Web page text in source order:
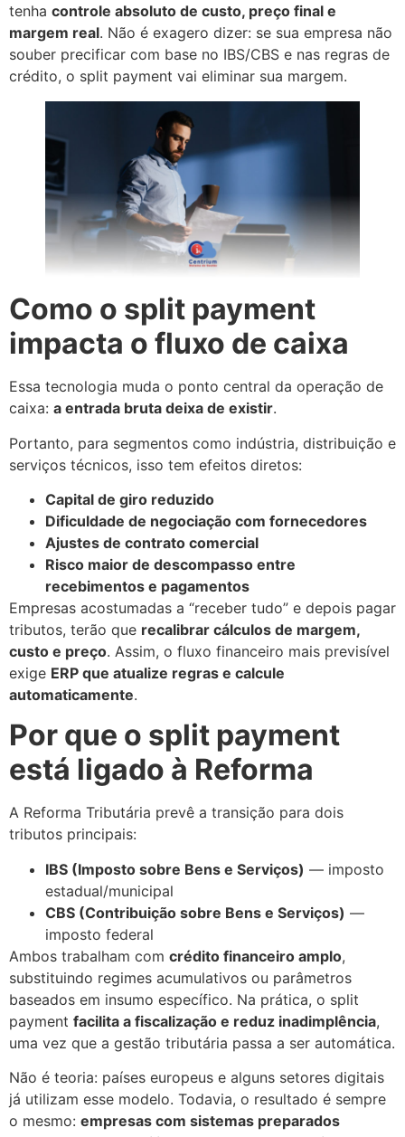
tenha controle absoluto de custo, preço final e
margem real. Não é exagero dizer: se sua empresa não
souber precificar com base no IBS/CBS e nas regras de
crédito, o split payment vai eliminar sua margem.
Como o split payment
impacta o fluxo de caixa
Essa tecnologia muda o ponto central da operação de
caixa: a entrada bruta deixa de existir.
Portanto, para segmentos como indústria, distribuição e
serviços técnicos, isso tem efeitos diretos:
Capital de giro reduzido
Dificuldade de negociação com fornecedores
Ajustes de contrato comercial
Risco maior de descompasso entre
recebimentos e pagamentos
Empresas acostumadas a “receber tudo” e depois pagar
tributos, terão que recalibrar cálculos de margem,
custo e preço. Assim, o fluxo financeiro mais previsível
exige ERP que atualize regras e calcule
automaticamente.
Por que o split payment
está ligado à Reforma
A Reforma Tributária prevê a transição para dois
tributos principais:
IBS (Imposto sobre Bens e Serviços) — imposto
estadual/municipal
CBS (Contribuição sobre Bens e Serviços) —
imposto federal
Ambos trabalham com crédito financeiro amplo,
substituindo regimes acumulativos ou parâmetros
baseados em insumo específico. Na prática, o split
payment facilita a fiscalização e reduz inadimplência,
uma vez que a gestão tributária passa a ser automática.
Não é teoria: países europeus e alguns setores digitais
já utilizam esse modelo. Todavia, o resultado é sempre
o mesmo: empresas com sistemas preparados